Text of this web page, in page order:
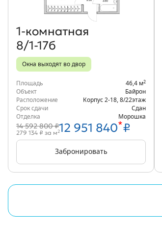
1‑комнатная
8/1-17б
Окна выходят во двор
Площадь 46,4 м2
Объект
Байрон
Расположение
Корпус 2-18 8/22этаж
Срок сдачи
Сдан
Отделка
Морошка
14 592 800 ₽12 951 840*₽
279 134 ₽ за м2
Забронировать